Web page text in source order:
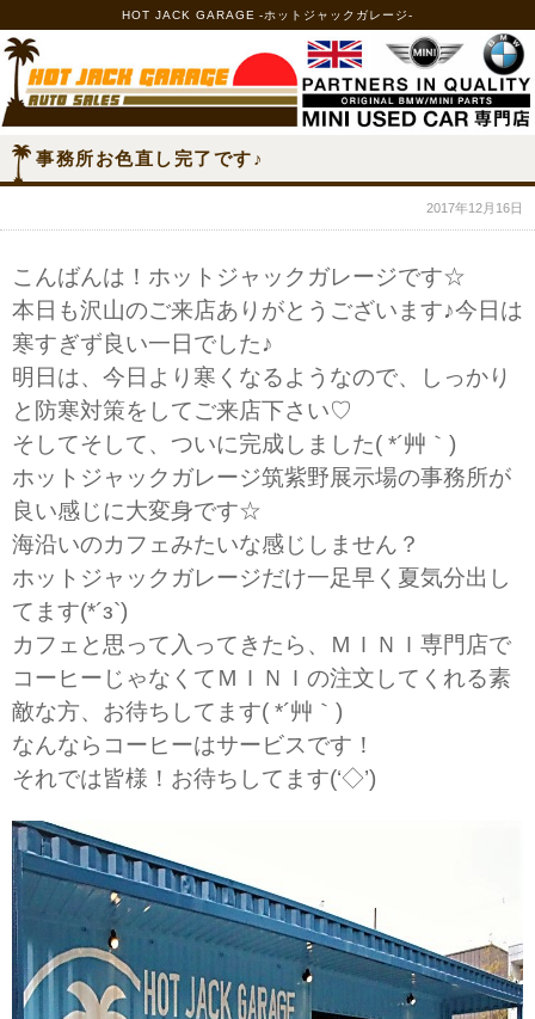
HOT JACK GARAGE -ホットジャックガレージ-
事務所お色直し完了です♪
2017年12月16日
こんばんは！ホットジャックガレージです☆
本日も沢山のご来店ありがとうございます♪今日は
寒すぎず良い一日でした♪
明日は、今日より寒くなるようなので、しっかり
と防寒対策をしてご来店下さい♡
そしてそして、ついに完成しました( *´艸｀)
ホットジャックガレージ筑紫野展示場の事務所が
良い感じに大変身です☆
海沿いのカフェみたいな感じしません？
ホットジャックガレージだけ一足早く夏気分出し
てます(*´з`)
カフェと思って入ってきたら、ＭＩＮＩ専門店で
コーヒーじゃなくてＭＩＮＩの注文してくれる素
敵な方、お待ちしてます( *´艸｀)
なんならコーヒーはサービスです！
それでは皆様！お待ちしてます(‘◇’)ゞ